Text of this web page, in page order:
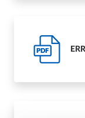
PDF